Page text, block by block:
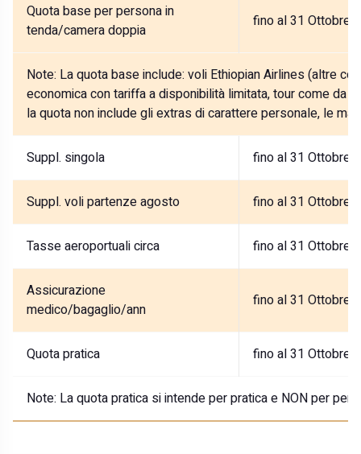
Quota base per persona in
tenda/camera doppia
fino al 31 Ottobre
Note: La quota base include: voli Ethiopian Airlines (altre
economica con tariffa a disponibilità limitata, tour come da
la quota non include gli extras di carattere personale, le
Suppl. singola fino al 31 Ottobre
Suppl. voli partenze agosto fino al 31 Ottobre
Tasse aeroportuali circa fino al 31 Ottobre
Assicurazione
medico/bagaglio/ann
fino al 31 Ottobre
Quota pratica fino al 31 Ottobre
Note: La quota pratica si intende per pratica e NON per